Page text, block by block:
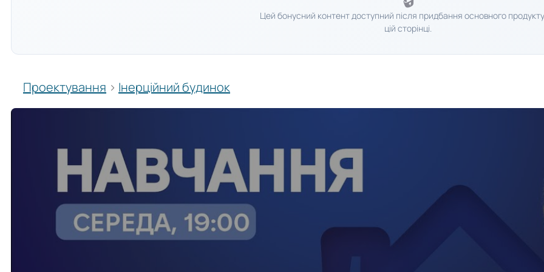
Цей бонусний контент доступний після придбання основного
цій сторінці.
Проектування › Інерційний будинок